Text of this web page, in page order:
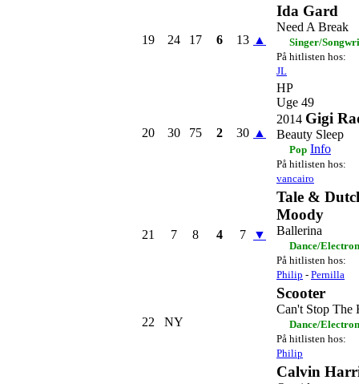
19 24 17 6 13 ▲
Ida Gard
Need A Break
Singer/
På hitlisten hos:
JL
20 30 75 2 30 ▲
HP
Uge 49
2014 Gigi
Beauty Sleep
Pop Info
På hitlisten hos:
vancairo
21 7 8 4 7 ▼
Tale &
Moody
Ballerina
Dance/
På hitlisten hos:
Philip - Pernilla
22 NY
Scooter
Can't Stop The
Dance/
På hitlisten hos:
Philip
Calvin